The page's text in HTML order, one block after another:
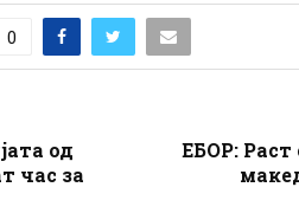
0
од
час за
ЕБОР: